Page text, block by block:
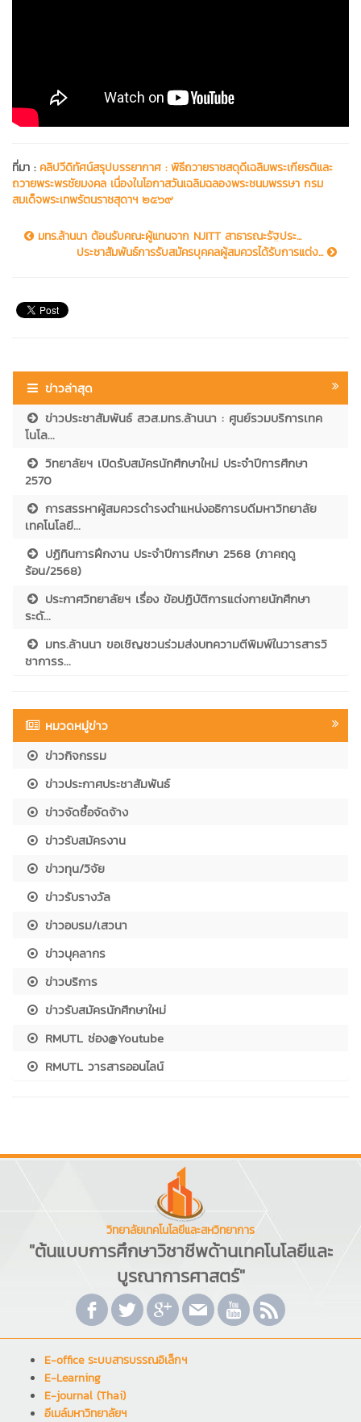
ที่มา : คลิปวีดิทัศน์สรุปบรรยากาศ : พิธีถวายราชสดุดีเฉลิมพระเกียรติและ
ถวายพระพรชัยมงคล เนื่องในโอกาสวันเฉลิมฉลองพระชนมพรรษา กรม
สมเด็จพระเทพรัตนราชสุดาฯ ๒๕๖๙
มทร.ล้านนา ต้อนรับคณะผู้แทนจาก NJITT สาธารณะรัฐประ...
ประชาสัมพันธ์การรับสมัครบุคคลผู้สมควรได้รับการแต่ง...
ข่าวล่าสุด
ข่าวประชาสัมพันธ์ สวส.มทร.ล้านนา : ศูนย์รวมบริการเทค
โนโล...
วิทยาลัยฯ เปิดรับสมัครนักศึกษาใหม่ ประจำปีการศึกษา
2570
การสรรหาผู้สมควรดำรงตำแหน่งอธิการบดีมหาวิทยาลัย
เทคโนโลยี...
ปฏิทินการฝึกงาน ประจำปีการศึกษา 2568 (ภาคฤดู
ร้อน/2568)
ประกาศวิทยาลัยฯ เรื่อง ข้อปฏิบัติการแต่งกายนักศึกษา
ระดั...
มทร.ล้านนา ขอเชิญชวนร่วมส่งบทความตีพิมพ์ในวารสารวิ
ชาการร...
หมวดหมู่ข่าว
ข่าวกิจกรรม
ข่าวประกาศประชาสัมพันธ์
ข่าวจัดซื้อจัดจ้าง
ข่าวรับสมัครงาน
ข่าวทุน/วิจัย
ข่าวรับรางวัล
ข่าวอบรม/เสวนา
ข่าวบุคลากร
ข่าวบริการ
ข่าวรับสมัครนักศึกษาใหม่
RMUTL ช่อง@Youtube
RMUTL วารสารออนไลน์
วิทยาลัยเทคโนโลยีและสหวิทยาการ
"ต้นแบบการศึกษาวิชาชีพด้านเทคโนโลยีและ
บูรณาการศาสตร์"
E-office ระบบสารบรรณอิเล็กฯ
E-Learning
E-journal (Thai)
อีเมล์มหาวิทยาลัยฯ